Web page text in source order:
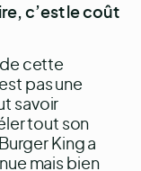
c’est le coût
cette
pas une
savoir
tout son
King a
mais bien